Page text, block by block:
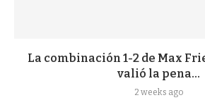
La combinación 1-2 de Max
valió la pena...
2 weeks ago